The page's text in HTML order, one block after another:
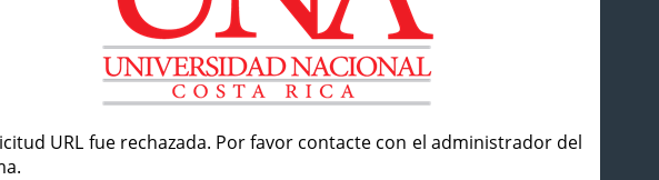
URL fue rechazada. Por favor contacte con el administrador del